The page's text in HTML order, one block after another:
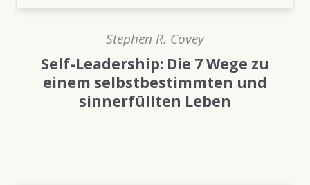
Stephen R. Covey
Self-Leadership: Die 7 Wege zu
einem selbstbestimmten und
sinnerfüllten Leben